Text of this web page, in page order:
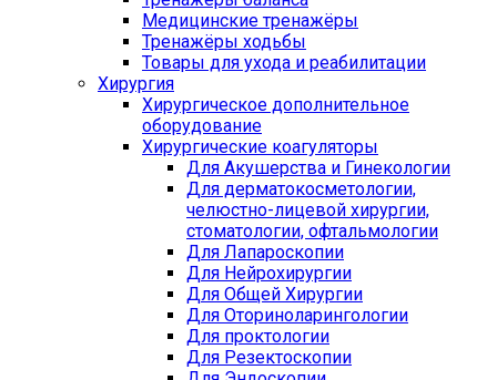
Медицинские тренажёры
Тренажёры ходьбы
Товары для ухода и реабилитации
Хирургия
Хирургическое дополнительное
оборудование
Хирургические коагуляторы
Для Акушерства и Гинекологии
Для дерматокосметологии,
челюстно-лицевой хирургии,
стоматологии, офтальмологии
Для Лапароскопии
Для Нейрохирургии
Для Общей Хирургии
Для Оториноларингологии
Для проктологии
Для Резектоскопии